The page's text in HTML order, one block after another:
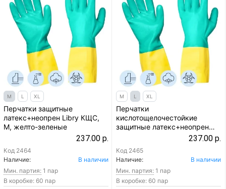
M L XL
Перчатки защитные
латекс+неопрен Libry КЩС,
M, желто-зеленые
237.00 р.
Код 2464
Наличие:
В наличии
Мин. партия: 1 пар
В коробке: 60 пар
M L XL
Перчатки
кислотощелочестойкие
защитные латекс+неопрен
Libry КЩС, L, желто-зеленые
237.00 р.
Код 2465
Наличие:
В наличии
Мин. партия: 1 пар
В коробке: 60 пар